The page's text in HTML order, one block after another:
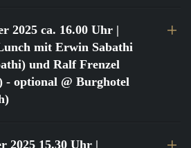
2025 ca. 16.00 Uhr |
mit Erwin Sabathi
und Ralf Frenzel
- optional @ Burghotel
2025 15.30 Uhr |